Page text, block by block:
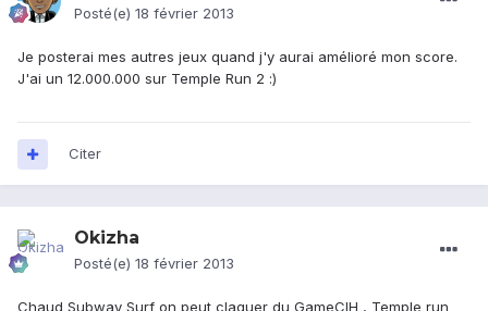
Posté(e) 18 février 2013
Je posterai mes autres jeux quand j'y aurai amélioré mon score.
J'ai un 12.000.000 sur Temple Run 2 :)
Citer
Okizha
Posté(e) 18 février 2013
Chaud Subway Surf on peut claquer du GameCIH , Temple run